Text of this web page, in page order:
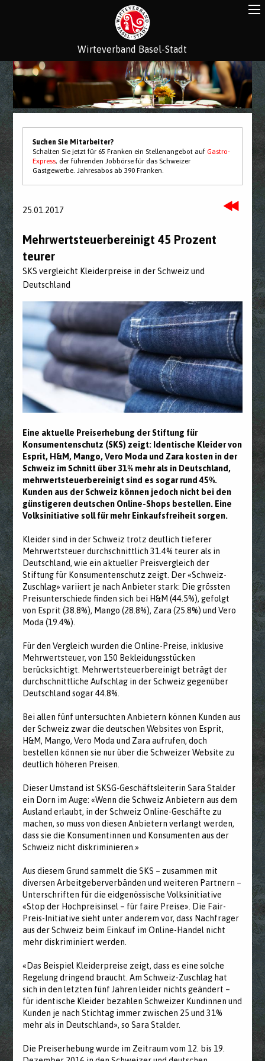
Wirteverband Basel-Stadt
Suchen Sie Mitarbeiter?
Schalten Sie jetzt für 65 Franken ein Stellenangebot aufGastro-
Express, der führenden Jobbörse für das Schweizer
Gastgewerbe. Jahresabos ab 390 Franken.
25.01.2017
Mehrwertsteuerbereinigt 45 Prozent
teurer
SKS vergleicht Kleiderpreise in der Schweiz und
Deutschland
Eine aktuelle Preiserhebung der Stiftung für
Konsumentenschutz (SKS) zeigt: Identische Kleider von
Esprit, H&M, Mango, Vero Moda und Zara kosten in der
Schweiz im Schnitt über 31% mehr als in Deutschland,
mehrwertsteuerbereinigt sind es sogar rund 45%.
Kunden aus der Schweiz können jedoch nicht bei den
günstigeren deutschen Online-Shops bestellen. Eine
Volksinitiative soll für mehr Einkaufsfreiheit sorgen.
Kleider sind in der Schweiz trotz deutlich tieferer
Mehrwertsteuer durchschnittlich 31.4% teurer als in
Deutschland, wie ein aktueller Preisvergleich der
Stiftung für Konsumentenschutz zeigt. Der «Schweiz-
Zuschlag» variiert je nach Anbieter stark: Die grössten
Preisunterschiede finden sich bei H&M (44.5%), gefolgt
von Esprit (38.8%), Mango (28.8%), Zara (25.8%) und Vero
Moda (19.4%).
Für den Vergleich wurden die Online-Preise, inklusive
Mehrwertsteuer, von 150 Bekleidungsstücken
berücksichtigt. Mehrwertsteuerbereinigt beträgt der
durchschnittliche Aufschlag in der Schweiz gegenüber
Deutschland sogar 44.8%.
Bei allen fünf untersuchten Anbietern können Kunden aus
der Schweiz zwar die deutschen Websites von Esprit,
H&M, Mango, Vero Moda und Zara aufrufen, doch
bestellen können sie nur über die Schweizer Website zu
deutlich höheren Preisen.
Dieser Umstand ist SKSG-Geschäftsleiterin Sara Stalder
ein Dorn im Auge: «Wenn die Schweiz Anbietern aus dem
Ausland erlaubt, in der Schweiz Online-Geschäfte zu
machen, so muss von diesen Anbietern verlangt werden,
dass sie die Konsumentinnen und Konsumenten aus der
Schweiz nicht diskriminieren.»
Aus diesem Grund sammelt die SKS – zusammen mit
diversen Arbeitgeberverbänden und weiteren Partnern –
Unterschriften für die eidgenössische Volksinitiative
«Stop der Hochpreisinsel – für faire Preise». Die Fair-
Preis-Initiative sieht unter anderem vor, dass Nachfrager
aus der Schweiz beim Einkauf im Online-Handel nicht
mehr diskriminiert werden.
«Das Beispiel Kleiderpreise zeigt, dass es eine solche
Regelung dringend braucht. Am Schweiz-Zuschlag hat
sich in den letzten fünf Jahren leider nichts geändert –
für identische Kleider bezahlen Schweizer Kundinnen und
Kunden je nach Stichtag immer zwischen 25 und 31%
mehr als in Deutschland», so Sara Stalder.
Die Preiserhebung wurde im Zeitraum vom 12. bis 19.